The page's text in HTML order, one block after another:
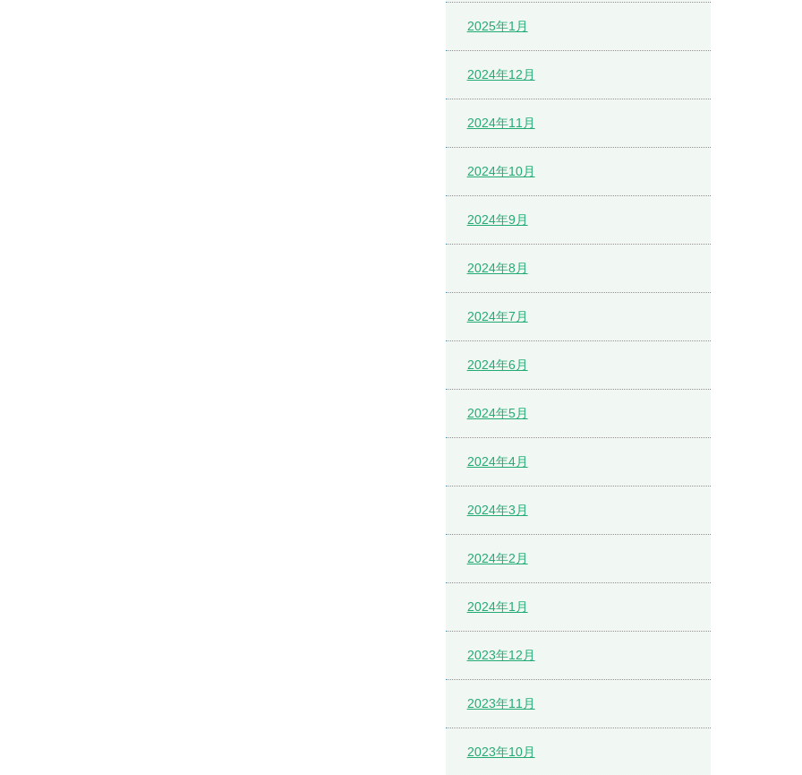
2025年1月
2024年12月
2024年11月
2024年10月
2024年9月
2024年8月
2024年7月
2024年6月
2024年5月
2024年4月
2024年3月
2024年2月
2024年1月
2023年12月
2023年11月
2023年10月